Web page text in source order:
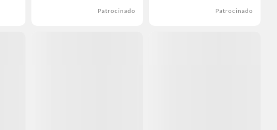
Patrocinado Patrocinado